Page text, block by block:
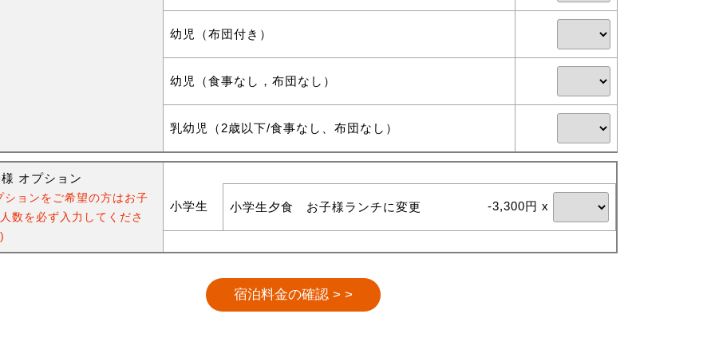
幼児（布団付き）
幼児（食事なし，布団なし）
乳幼児（2歳以下/食事なし、布団なし）
オプション
ションをご希望の方はお子
数を必ず入力してくださ
小学生 小学生夕食 お子様ランチに変更 -3,300円 x
宿泊料金の確認 > >